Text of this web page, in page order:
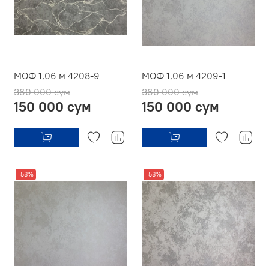
МОФ 1,06 м 4208-9
360 000 сум
150 000 сум
МОФ 1,06 м 4209-1
360 000 сум
150 000 сум
-58% -58%